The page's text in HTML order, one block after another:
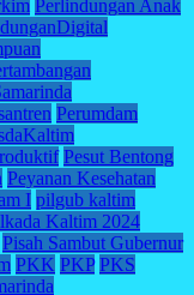
Perlindungan Anak
Perumdam
Pesut Bentong
Peyanan Kesehatan
I pilgub kaltim
Kaltim 2024
Pisah Sambut Gubernur
PKK PKP PKS